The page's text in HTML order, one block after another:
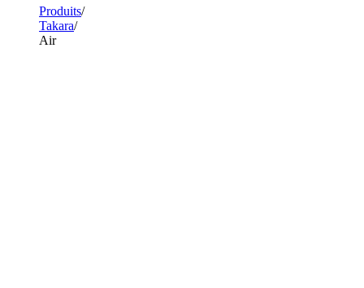
Produits
Takara
Air